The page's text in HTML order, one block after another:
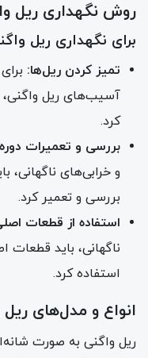
روش نگهداری ریل
برای نگهداری ریل
تمیز کردن ریل‌ها:
آسیب‌های ریل واگنی،
کرد.
بررسی و تعمیرات
و خرابی‌های ناگهانی،
بررسی و تعمیر کرد.
استفاده از قطعات
ناگهانی، باید قطعات
استفاده کرد.
انواع و مدل‌های ریل
ریل واگنی به صورت